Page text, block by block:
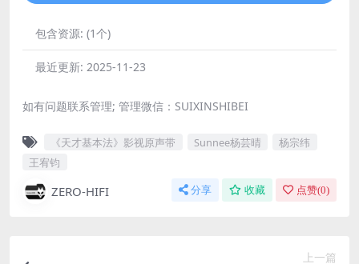
包含资源: (1个)
最近更新: 2025-11-23
如有问题联系管理; 管理微信：SUIXINSHIBEI
《天才基本法》影视原声带 Sunnee杨芸晴
杨宗纬
王宥钧
ZERO-HIFI 分享 收藏 点赞(0)
上一篇